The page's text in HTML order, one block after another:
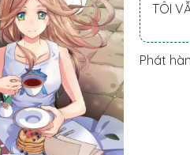
TÔI
Phát